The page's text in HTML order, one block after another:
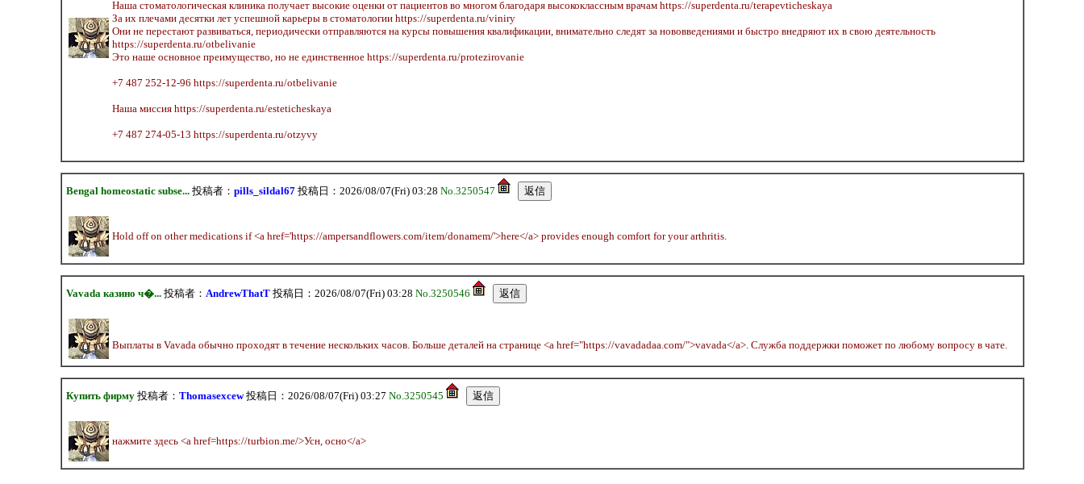
Наша стоматологическая клиника получает высокие оценки от пациентов во многом благодаря высококлассным врачам https://superdenta.ru/terapevticheskaya
За их плечами десятки лет успешной карьеры в стоматологии https://superdenta.ru/viniry
Они не перестают развиваться, периодически отправляются на курсы повышения квалификации, внимательно следят за нововведениями и быстро внедряют их в свою деятельность
https://superdenta.ru/otbelivanie
Это наше основное преимущество, но не единственное https://superdenta.ru/protezirovanie
+7 487 252-12-96 https://superdenta.ru/otbelivanie
Наша миссия https://superdenta.ru/esteticheskaya
+7 487 274-05-13 https://superdenta.ru/otzyvy
Bengal homeostatic subse...投稿者： pills_sildal67投稿日：2026/08/07(Fri) 03:28 No.3250547
Hold off on other medications if <a href='https://ampersandflowers.com/item/donamem/'>here</a> provides enough comfort for your arthritis.
Vavada казино ч�...投稿者： AndrewThatT投稿日：2026/08/07(Fri) 03:28 No.3250546
Выплаты в Vavada обычно проходят в течение нескольких часов. Больше деталей на странице <a href="https://vavadadaa.com/">vavada</a>. Служба поддержки поможет по любому вопросу в чате.
Купить фирму投稿者： Thomasexcew投稿日：2026/08/07(Fri) 03:27 No.3250545
нажмите здесь <a href=https://turbion.me/>Усн, осно</a>